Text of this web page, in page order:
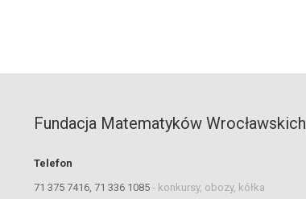
Fundacja Matematyków Wrocławskich
Telefon
71 375 7416, 71 336 1085 - konkursy, obozy, kółka